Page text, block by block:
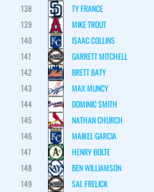
138
TY FRANCE
139
MIKE TROUT
140
ISAAC COLLINS
141
GARRETT MITCHELL
142
BRETT BATY
143
MAX MUNCY
144
DOMINIC SMITH
145
NATHAN CHURCH
146
MAIKEL GARCIA
147
HENRY BOLTE
148
BEN WILLIAMSON
149
SAL FRELICK